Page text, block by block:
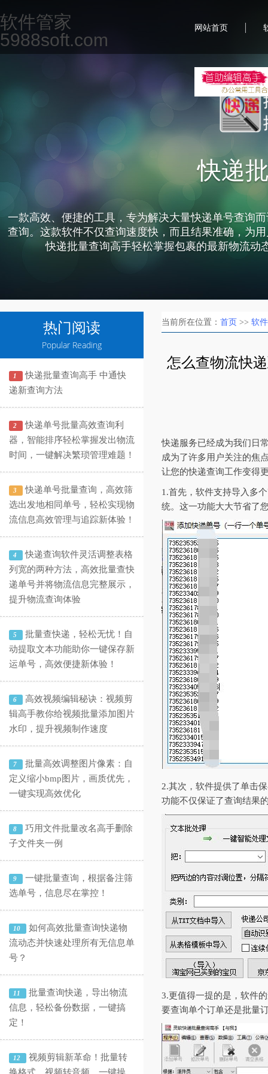
软件管家
5988soft.com
网站首页 |
热门阅读
Popular Reading
1
快递批量查询高手 中通快
递新查询方法
2
快递单号批量高效查询利
器，智能排序轻松掌握发出物流
时间，一键解决繁琐管理难题！
3
快递单号批量查询，高效筛
选出发地相同单号，轻松实现物
流信息高效管理与追踪新体验！
4
快递查询软件灵活调整表格
列宽的两种方法，高效批量查快
递单号并将物流信息完整展示，
提升物流查询体验
5
批量查快递，轻松无忧！自
动提取文本功能助你一键保存新
运单号，高效便捷新体验！
6
高效视频编辑秘诀：视频剪
辑高手教你给视频批量添加图片
水印，提升视频制作速度
7
批量高效调整图片像素：自
定义缩小bmp图片，画质优先，
一键实现高效优化
8
巧用文件批量改名高手删除
子文件夹一例
9
一键批量查询，根据备注筛
选单号，信息尽在掌控！
10
如何高效批量查询快递物
流动态并快速处理所有无信息单
号？
11
批量查询快递，导出物流
信息，轻松备份数据，一键搞
定！
12
视频剪辑新革命！批量转
当前所在位置： 首页 >> 软
怎么查物流快
快递服务已经成为我们日
成为了许多用户关注的焦
让您的快递查询工作变得
1.首先，软件支持导入多
统。这一功能大大节省了
2.其次，软件提供了单击
功能不仅保证了查询结果
3.更值得一提的是，软件
要查询单个订单还是批量